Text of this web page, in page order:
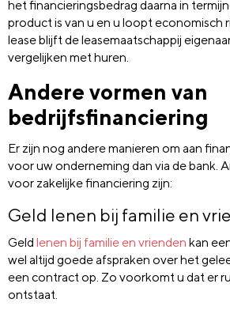
het financieringsbedrag daarna in
product is van u en u loopt economisch
lease blijft de leasemaatschappij
vergelijken met huren.
Andere vormen van
bedrijfsfinanciering
Er zijn nog andere manieren om aan
voor uw onderneming dan via de bank.
voor zakelijke financiering zijn:
Geld lenen bij familie en
Geld lenen bij familie en vrienden kan
wel altijd goede afspraken over het
een contract op. Zo voorkomt u dat er
ontstaat.